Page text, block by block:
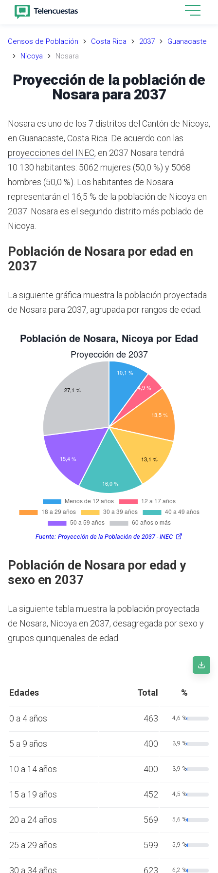
Censos de Población Costa Rica 2037
Guanacaste
Nicoya
Nosara
Proyección de la población de
Nosara para 2037
Nosara es uno de los 7 distritos del Cantón de Nicoya,
en Guanacaste, Costa Rica. De acuerdo con las
proyecciones del INEC, en 2037 Nosara tendrá
10 130 habitantes: 5062 mujeres (50,0 %) y 5068
hombres (50,0 %). Los habitantes de Nosara
representarán el 16,5 % de la población de Nicoya en
2037. Nosara es el segundo distrito más poblado de
Nicoya.
Población de Nosara por edad en
2037
La siguiente gráfica muestra la población proyectada
de Nosara para 2037, agrupada por rangos de edad.
Fuente: Proyección de la Población de 2037 - INEC
Población de Nosara por edad y
sexo en 2037
La siguiente tabla muestra la población proyectada
de Nosara, Nicoya en 2037, desagregada por sexo y
grupos quinquenales de edad.
Edades Total %
0 a 4 años 463 4,6 %
5 a 9 años 400 3,9 %
10 a 14 años 400 3,9 %
15 a 19 años 452 4,5 %
20 a 24 años 569 5,6 %
25 a 29 años 599 5,9 %
30 a 34 años 623 6,2 %